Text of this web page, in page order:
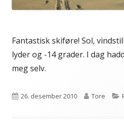
Fantastisk skiføre! Sol,
lyder og -14 grader. I dag
meg selv.
Publisert
26. desember 2010 Forfatter
Tore